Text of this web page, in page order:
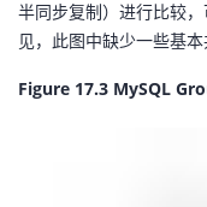
半同步复制）进行比较
见，此图中缺少一些基
Figure 17.3 MySQL